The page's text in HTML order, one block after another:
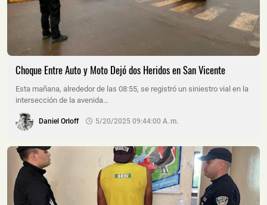
Choque Entre Auto y Moto Dejó dos Heridos en San Vicente
Esta mañana, alrededor de las 08:55, se registró un siniestro vial en la
intersección de la avenida…
Daniel Orloff 5/20/2025 09:44:00 A. M.